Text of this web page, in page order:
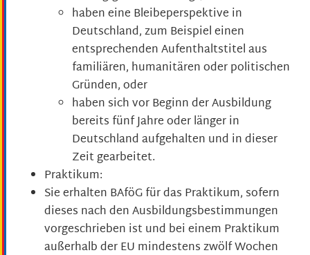
haben eine Bleibeperspektive in
Deutschland, zum Beispiel einen
entsprechenden Aufenthaltstitel aus
familiären, humanitären oder politischen
Gründen, oder
haben sich vor Beginn der Ausbildung
bereits fünf Jahre oder länger in
Deutschland aufgehalten und in dieser
Zeit gearbeitet.
Praktikum:
Sie erhalten BAföG für das Praktikum, sofern
dieses nach den Ausbildungsbestimmungen
vorgeschrieben ist und bei einem Praktikum
außerhalb der EU mindestens zwölf Wochen